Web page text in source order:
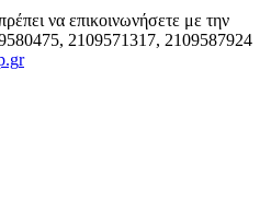
να επικοινωνήσετε με την
2109571317, 2109587924
r